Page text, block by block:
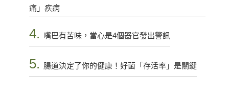
痛」疾病
4. 嘴巴有苦味，當心是4個器官發出警訊
5. 腸道決定了你的健康！好菌「存活率」是關鍵